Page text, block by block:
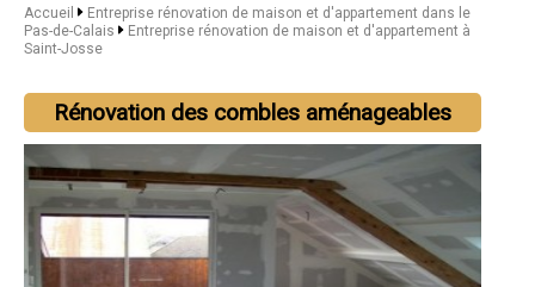
Accueil
Entreprise rénovation de maison et d'appartement dans le
Pas-de-Calais
Entreprise rénovation de maison et d'appartement à
Saint-Josse
Rénovation des combles aménageables